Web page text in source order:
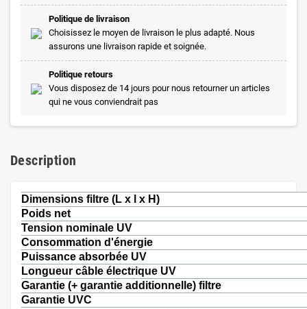
Politique de livraison
Choisissez le moyen de livraison le plus adapté. Nous
assurons une livraison rapide et soignée.
Politique retours
Vous disposez de 14 jours pour nous retourner un articles
qui ne vous conviendrait pas
Description
Dimensions filtre (L x l x H)
Poids net
Tension nominale UV
Consommation d'énergie
Puissance absorbée UV
Longueur câble électrique UV
Garantie (+ garantie additionnelle) filtre
Garantie UVC